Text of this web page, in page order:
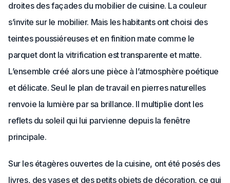
droites des façades du mobilier de cuisine. La couleur
s’invite sur le mobilier. Mais les habitants ont choisi des
teintes poussiéreuses et en finition mate comme le
parquet dont la vitrification est transparente et matte.
L’ensemble créé alors une pièce à l’atmosphère poétique
et délicate. Seul le plan de travail en pierres naturelles
renvoie la lumière par sa brillance. Il multiplie dont les
reflets du soleil qui lui parvienne depuis la fenêtre
principale.
Sur les étagères ouvertes de la cuisine, ont été posés des
livres, des vases et des petits objets de décoration, ce qui